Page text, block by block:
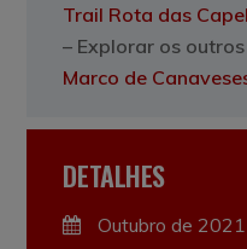
Trail Rota das
– Explorar os outros
Marco de
DETALHES
Outubro de 2021